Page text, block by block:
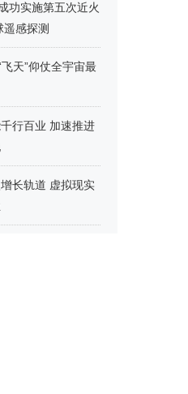
功实施第五次近火
感探测
飞天”仰仗全宇宙最
行百业 加速推进
长轨道 虚拟现实